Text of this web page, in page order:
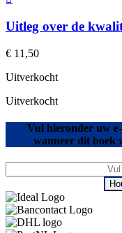
Uitleg over de
€ 11,50
Uitverkocht
Uitverkocht
Vul hieronder uw
wanneer dit boek